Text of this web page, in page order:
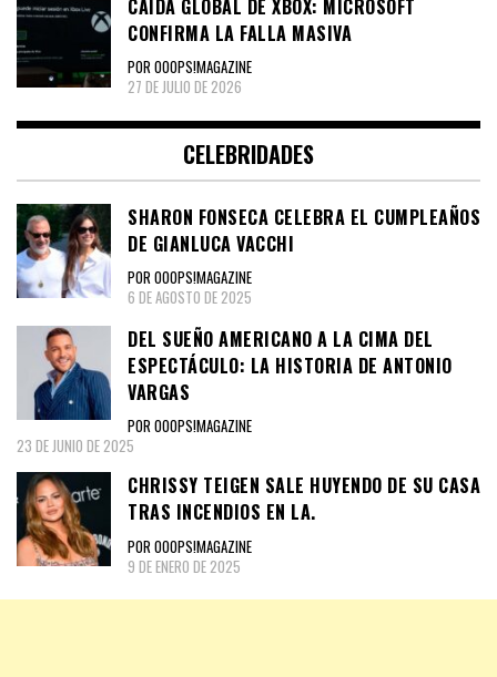
CAÍDA GLOBAL DE XBOX: MICROSOFT
CONFIRMA LA FALLA MASIVA
POR OOOPS!MAGAZINE
27 DE JULIO DE 2026
CELEBRIDADES
SHARON FONSECA CELEBRA EL CUMPLEAÑOS
DE GIANLUCA VACCHI
POR OOOPS!MAGAZINE
6 DE AGOSTO DE 2025
DEL SUEÑO AMERICANO A LA CIMA DEL
ESPECTÁCULO: LA HISTORIA DE ANTONIO
VARGAS
POR OOOPS!MAGAZINE
23 DE JUNIO DE 2025
CHRISSY TEIGEN SALE HUYENDO DE SU CASA
TRAS INCENDIOS EN LA.
POR OOOPS!MAGAZINE
9 DE ENERO DE 2025